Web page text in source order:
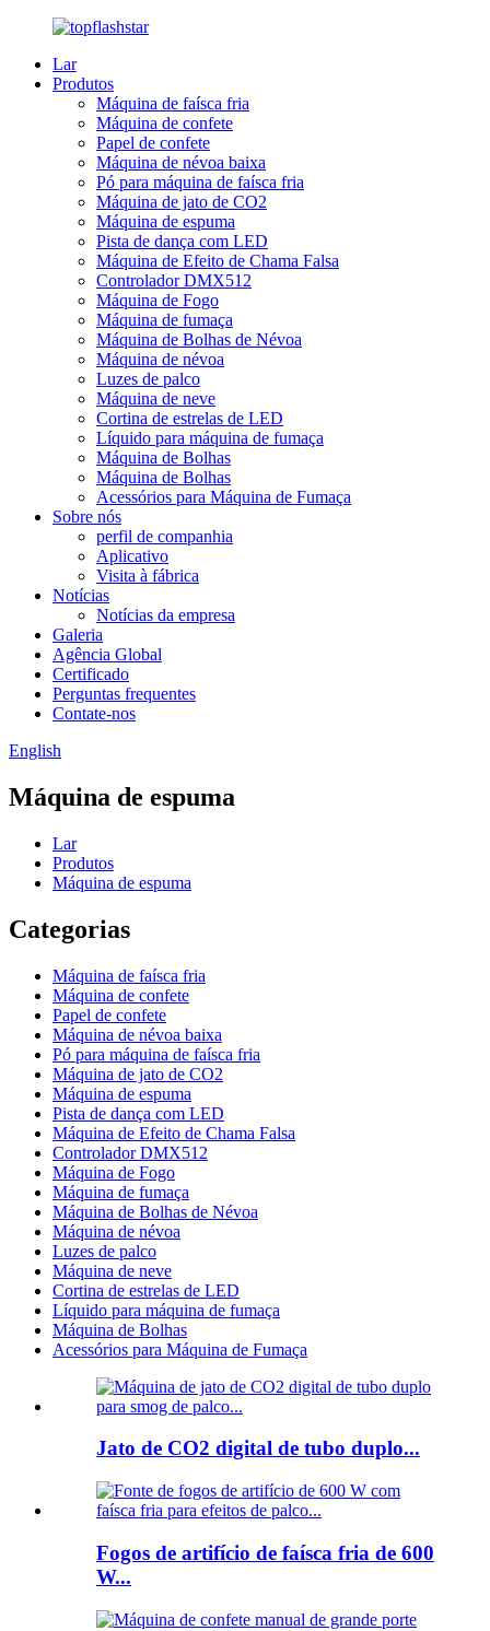
Lar
Produtos
Máquina de faísca fria
Máquina de confete
Papel de confete
Máquina de névoa baixa
Pó para máquina de faísca fria
Máquina de jato de CO2
Máquina de espuma
Pista de dança com LED
Máquina de Efeito de Chama Falsa
Controlador DMX512
Máquina de Fogo
Máquina de fumaça
Máquina de Bolhas de Névoa
Máquina de névoa
Luzes de palco
Máquina de neve
Cortina de estrelas de LED
Líquido para máquina de fumaça
Máquina de Bolhas
Máquina de Bolhas
Acessórios para Máquina de Fumaça
Sobre nós
perfil de companhia
Aplicativo
Visita à fábrica
Notícias
Notícias da empresa
Galeria
Agência Global
Certificado
Perguntas frequentes
Contate-nos
English
Máquina de espuma
Lar
Produtos
Máquina de espuma
Categorias
Máquina de faísca fria
Máquina de confete
Papel de confete
Máquina de névoa baixa
Pó para máquina de faísca fria
Máquina de jato de CO2
Máquina de espuma
Pista de dança com LED
Máquina de Efeito de Chama Falsa
Controlador DMX512
Máquina de Fogo
Máquina de fumaça
Máquina de Bolhas de Névoa
Máquina de névoa
Luzes de palco
Máquina de neve
Cortina de estrelas de LED
Líquido para máquina de fumaça
Máquina de Bolhas
Acessórios para Máquina de Fumaça
Jato de CO2 digital de tubo duplo...
Fogos de artifício de faísca fria de 600
W...